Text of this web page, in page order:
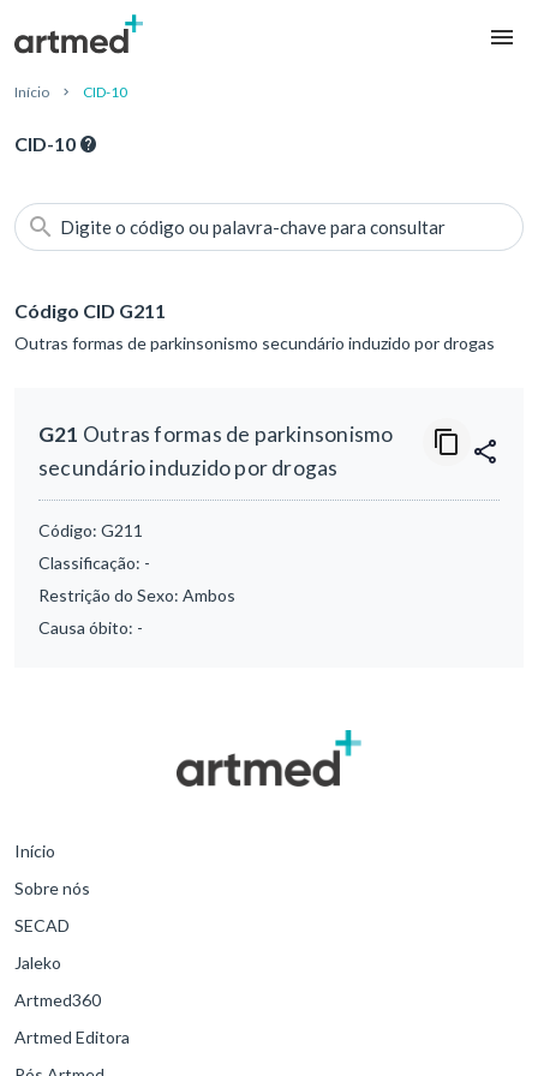
Início CID-10
CID-10
Digite o código ou palavra-chave para consultar
Código CID G211
Outras formas de parkinsonismo secundário induzido por drogas
G21 Outras formas de parkinsonismo
secundário induzido por drogas
Código: G211
Classificação: -
Restrição do Sexo: Ambos
Causa óbito: -
Início
Sobre nós
SECAD
Jaleko
Artmed360
Artmed Editora